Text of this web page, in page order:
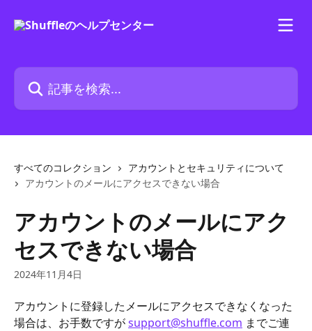
記事を検索...
すべてのコレクション
アカウントとセキュリティについて
アカウントのメールにアクセスできない場合
アカウントのメールにアク
セスできない場合
2024年11月4日
アカウントに登録したメールにアクセスできなくなった
場合は、お手数ですが support@shuffle.com までご連